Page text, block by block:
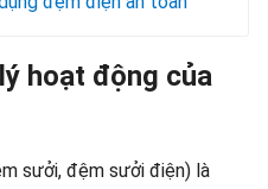
hoạt động của
sưởi, đệm sưởi điện) là